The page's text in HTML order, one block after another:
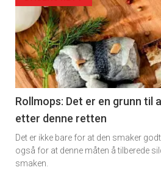
detail
-
section
11
Ukens
vin
Rollmops: Det er en grunn til
etter denne retten
Det er ikke bare for at den smaker
også for at denne måten å tilberede
smaken.